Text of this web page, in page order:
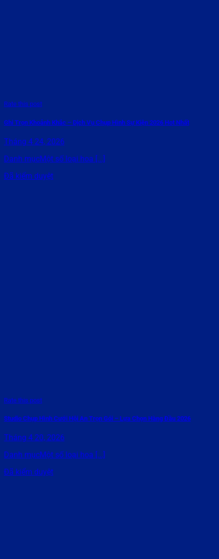
Rate this post
Ghi Trọn Khoảnh Khắc – Dịch Vụ Chụp Hình Sự Kiện 2026 Hot Nhất
Tháng 4 24, 2026
Danh mụcMột số loại hoa [...]
Đã kiểm duyệt
Rate this post
Studio Chụp Hình Cưới Hội An Trọn Gói – Lựa Chọn Hàng Đầu 2026
Tháng 4 20, 2026
Danh mụcMột số loại hoa [...]
Đã kiểm duyệt